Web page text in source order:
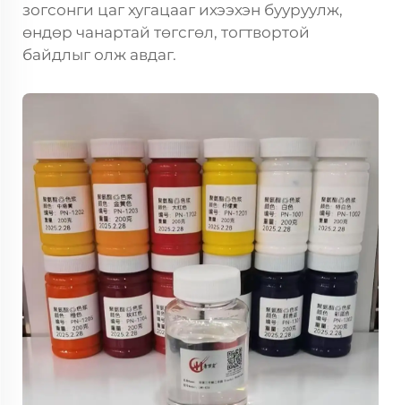
зогсонги цаг хугацааг ихээхэн бууруулж,
өндөр чанартай төгсгөл, тогтвортой
байдлыг олж авдаг.